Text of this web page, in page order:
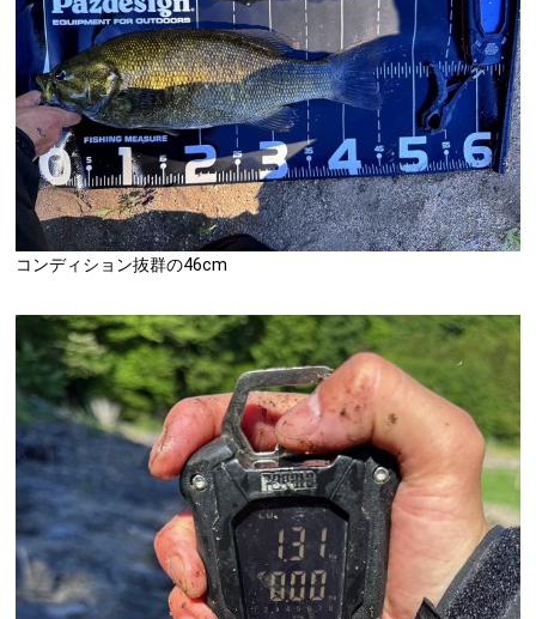
コンディション抜群の46cm